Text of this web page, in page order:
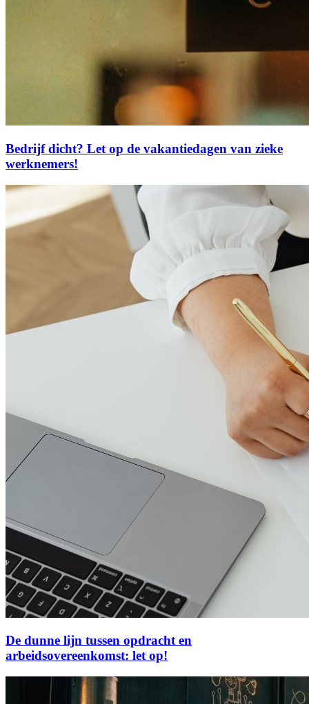
Bedrijf dicht? Let op de vakantiedagen van zieke
werknemers!
De dunne lijn tussen opdracht en
arbeidsovereenkomst: let op!